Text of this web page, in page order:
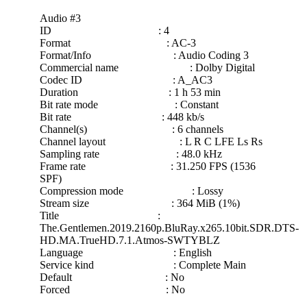
Audio #3
ID : 4
Format : AC-3
Format/Info : Audio Coding 3
Commercial name : Dolby Digital
Codec ID : A_AC3
Duration : 1 h 53 min
Bit rate mode : Constant
Bit rate : 448 kb/s
Channel(s) : 6 channels
Channel layout : L R C LFE Ls Rs
Sampling rate : 48.0 kHz
Frame rate : 31.250 FPS (1536
SPF)
Compression mode : Lossy
Stream size : 364 MiB (1%)
Title :
The.Gentlemen.2019.2160p.BluRay.x265.10bit.SDR.DTS-
HD.MA.TrueHD.7.1.Atmos-SWTYBLZ
Language : English
Service kind : Complete Main
Default : No
Forced : No